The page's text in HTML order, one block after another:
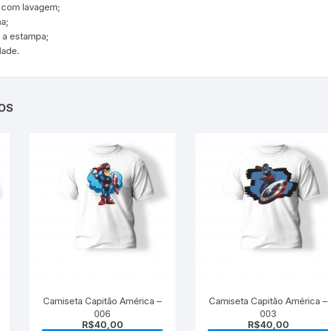
lavagem;
estampa;
Camiseta Capitão América –
006
R$40,00
Camiseta Capitão América –
003
R$40,00